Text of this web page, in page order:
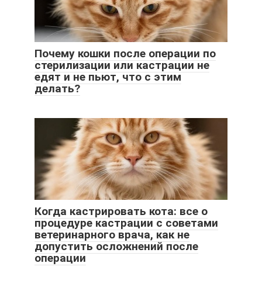
Почему кошки после операции по
стерилизации или кастрации не
едят и не пьют, что с этим
делать?
Когда кастрировать кота: все о
процедуре кастрации с советами
ветеринарного врача, как не
допустить осложнений после
операции